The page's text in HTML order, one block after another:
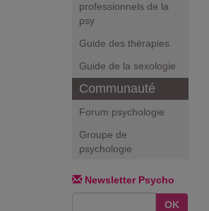
professionnels de la
psy
Guide des thérapies
Guide de la sexologie
Communauté
Forum psychologie
Groupe de
psychologie
Newsletter Psycho
OK